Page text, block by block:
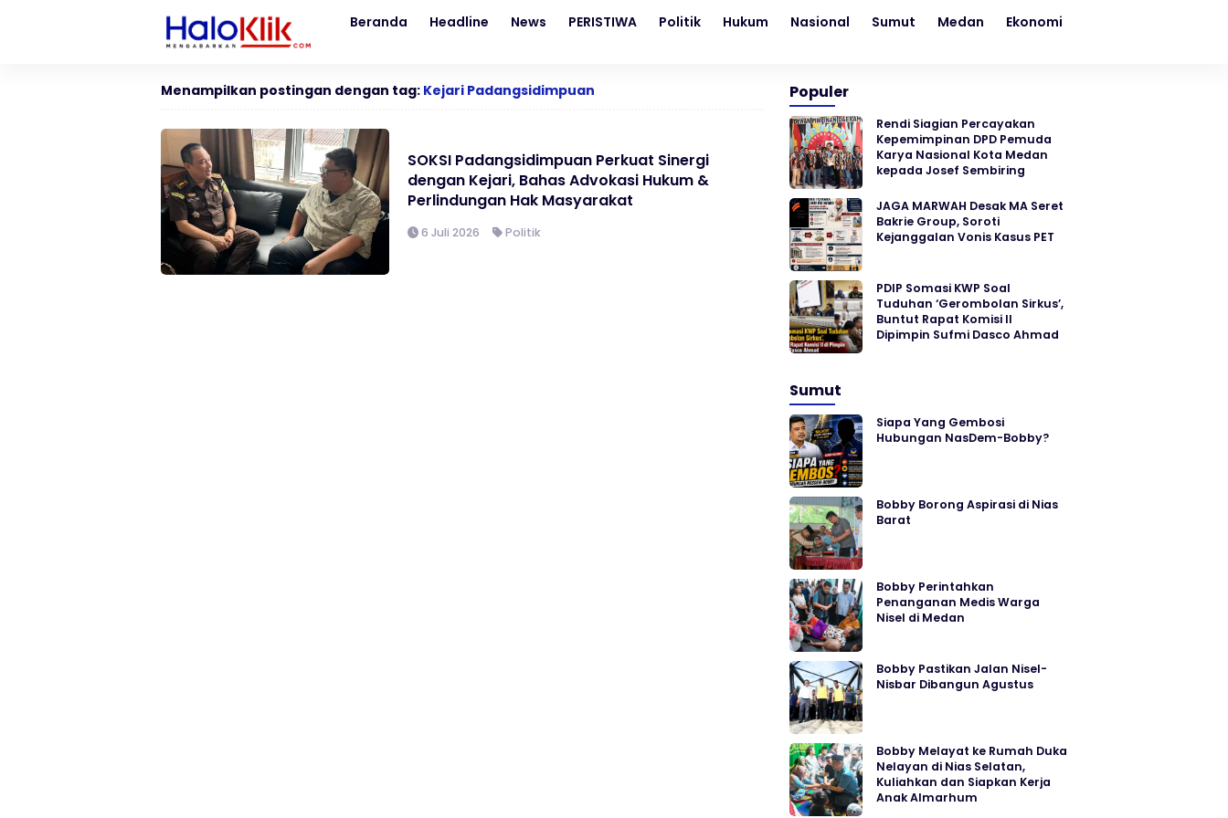
Beranda Headline News PERISTIWA Politik Hukum Nasional Sumut Medan Ekonomi
Menampilkan postingan dengan tag: Kejari Padangsidimpuan
SOKSI Padangsidimpuan Perkuat Sinergi
dengan Kejari, Bahas Advokasi Hukum &
Perlindungan Hak Masyarakat
6 Juli 2026 Politik
Populer
Rendi Siagian Percayakan
Kepemimpinan DPD Pemuda
Karya Nasional Kota Medan
kepada Josef Sembiring
JAGA MARWAH Desak MA Seret
Bakrie Group, Soroti
Kejanggalan Vonis Kasus PET
PDIP Somasi KWP Soal
Tuduhan ‘Gerombolan Sirkus’,
Buntut Rapat Komisi II
Dipimpin Sufmi Dasco Ahmad
Sumut
Siapa Yang Gembosi
Hubungan NasDem-Bobby?
Bobby Borong Aspirasi di Nias
Barat
Bobby Perintahkan
Penanganan Medis Warga
Nisel di Medan
Bobby Pastikan Jalan Nisel-
Nisbar Dibangun Agustus
Bobby Melayat ke Rumah Duka
Nelayan di Nias Selatan,
Kuliahkan dan Siapkan Kerja
Anak Almarhum